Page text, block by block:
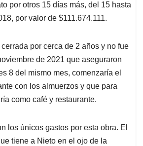
por otros 15 días más, del 15 hasta
por valor de $111.674.111.
por cerca de 2 años y no fue
de 2021 que aseguraron
8 del mismo mes, comenzaría el
con los almuerzos y que para
como café y restaurante.
los únicos gastos por esta obra. El
tiene a Nieto en el ojo de la